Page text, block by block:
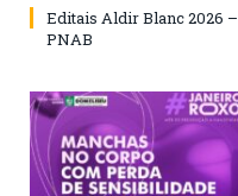
Editais Aldir Blanc 2026 –
PNAB